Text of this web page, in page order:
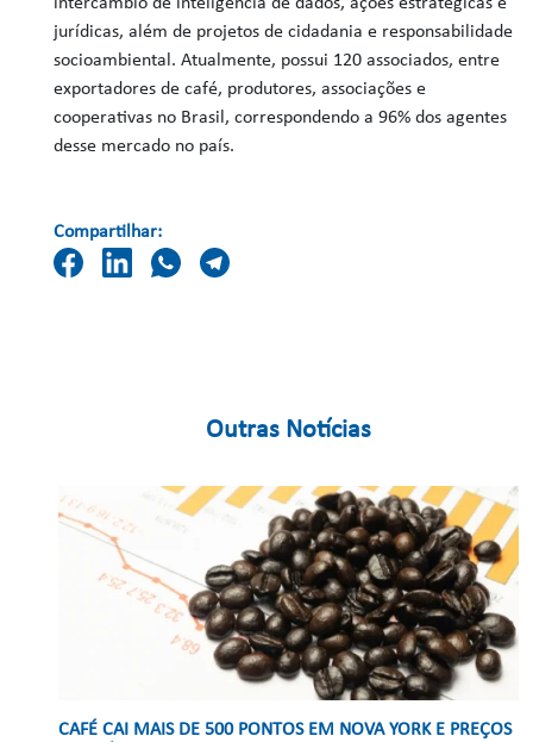
jurídicas, além de projetos de cidadania e responsabilidade
socioambiental. Atualmente, possui 120 associados, entre
exportadores de café, produtores, associações e
cooperativas no Brasil, correspondendo a 96% dos agentes
desse mercado no país.
Compartilhar:
Outras Notícias
CAFÉ CAI MAIS DE 500 PONTOS EM NOVA YORK E PREÇOS